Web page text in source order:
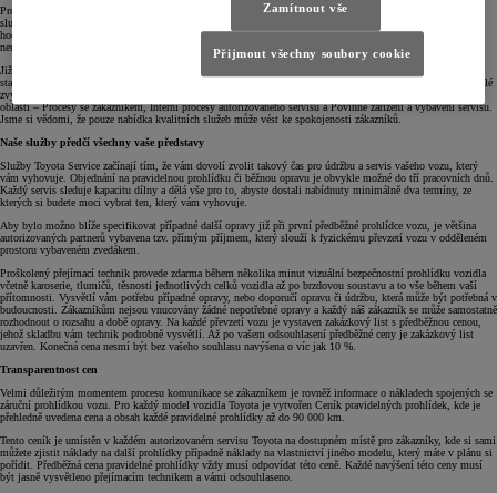
Prodejem nového vozidla Toyota naše péče o zákazníky nekončí. Neustále dbáme na to, aby naše servisní
služby byly komplexní, kvalitní a efektivní. Značka Toyota několikrát získala první místo v celoevropském
hodnocení spokojenosti zákazníků s poprodejními službami před ostatními konkurenčními značkami. Jsme
neustále motivováni ke zvyšování poskytované úrovně služeb pro naše zákazníky.
Již v roce 2001 jsme vytvořili program Toyota Service Marketing, který autorizovaným servisům Toyota
stanovuje veškeré postupy a činnosti v oblasti poprodejních služeb. Hlavním cílem programu TSM je neustálé
zvyšování spokojenosti zákazníků a kvality poskytovaných služeb. Tento program je rozdělen na tři základní
oblasti – Procesy se zákazníkem, Interní procesy autorizovaného servisu a Povinné zařízení a vybavení servisu.
Jsme si vědomi, že pouze nabídka kvalitních služeb může vést ke spokojenosti zákazníků.
Naše služby předčí všechny vaše představy
Služby Toyota Service začínají tím, že vám dovolí zvolit takový čas pro údržbu a servis vašeho vozu, který
vám vyhovuje. Objednání na pravidelnou prohlídku či běžnou opravu je obvykle možné do tří pracovních dnů.
Každý servis sleduje kapacitu dílny a dělá vše pro to, abyste dostali nabídnuty minimálně dva termíny, ze
kterých si budete moci vybrat ten, který vám vyhovuje.
Aby bylo možno blíže specifikovat případné další opravy již při první předběžné prohlídce vozu, je většina
autorizovaných partnerů vybavena tzv. přímým příjmem, který slouží k fyzickému převzetí vozu v odděleném
prostoru vybaveném zvedákem.
Proškolený přejímací technik provede zdarma během několika minut vizuální bezpečnostní prohlídku vozidla
včetně karoserie, tlumičů, těsnosti jednotlivých celků vozidla až po brzdovou soustavu a to vše během vaší
přítomnosti. Vysvětlí vám potřebu případné opravy, nebo doporučí opravu či údržbu, která může být potřebná v
budoucnosti. Zákazníkům nejsou vnucovány žádné nepotřebné opravy a každý náš zákazník se může samostatně
rozhodnout o rozsahu a době opravy. Na každé převzetí vozu je vystaven zakázkový list s předběžnou cenou,
jehož skladbu vám technik podrobně vysvětlí. Až po vašem odsouhlasení předběžné ceny je zakázkový list
uzavřen. Konečná cena nesmí být bez vašeho souhlasu navýšena o víc jak 10 %.
Transparentnost cen
Velmi důležitým momentem procesu komunikace se zákazníkem je rovněž informace o nákladech spojených se
záruční prohlídkou vozu. Pro každý model vozidla Toyota je vytvořen Ceník pravidelných prohlídek, kde je
přehledně uvedena cena a obsah každé pravidelné prohlídky až do 90 000 km.
Tento ceník je umístěn v každém autorizovaném servisu Toyota na dostupném místě pro zákazníky, kde si sami
můžete zjistit náklady na další prohlídky případně náklady na vlastnictví jiného modelu, který máte v plánu si
pořídit. Předběžná cena pravidelné prohlídky vždy musí odpovídat této ceně. Každé navýšení této ceny musí
být jasně vysvětleno přejímacím technikem a vámi odsouhlaseno.
Zamítnout vše
Přijmout všechny soubory cookie